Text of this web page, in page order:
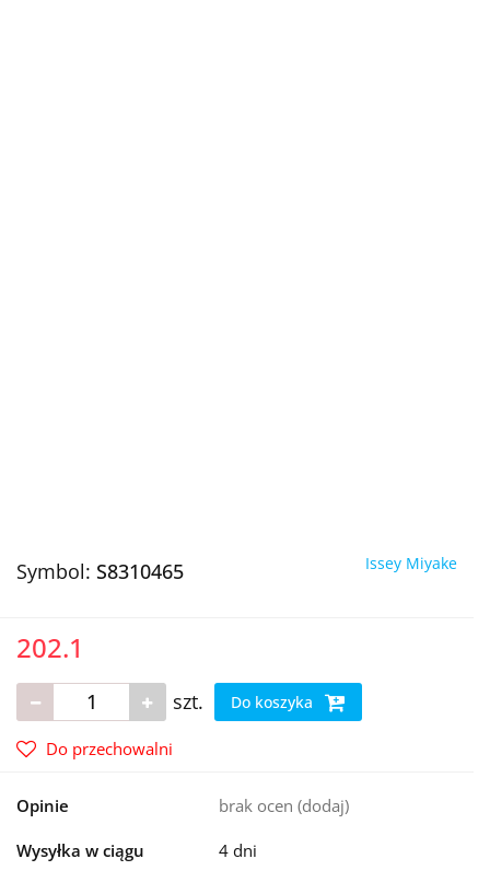
Symbol: S8310465 Issey Miyake
202.1
szt. Do koszyka
Do przechowalni
Opinie brak ocen (dodaj)
Wysyłka w ciągu 4 dni